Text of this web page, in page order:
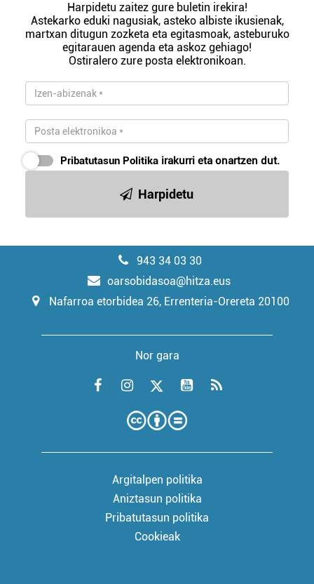
Harpidetu zaitez gure buletin irekira!
Astekarko eduki nagusiak, asteko albiste ikusienak,
martxan ditugun zozketa eta egitasmoak, asteburuko
egitarauen agenda eta askoz gehiago!
Ostiralero zure posta elektronikoan.
Pribatutasun Politika irakurri eta onartzen dut.
Harpidetu
943 34 03 30
oarsobidasoa@hitza.eus
Nafarroa etorbidea 26, Errenteria-Orereta 20100
Nor gara
Argitalpen politika
Aniztasun politika
Pribatutasun politika
Cookieak